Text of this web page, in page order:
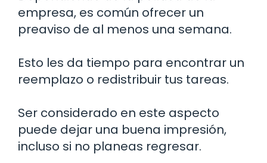
empresa, es común ofrecer un
preaviso de al menos una semana.
Esto les da tiempo para encontrar un
reemplazo o redistribuir tus tareas.
Ser considerado en este aspecto
puede dejar una buena impresión,
incluso si no planeas regresar.